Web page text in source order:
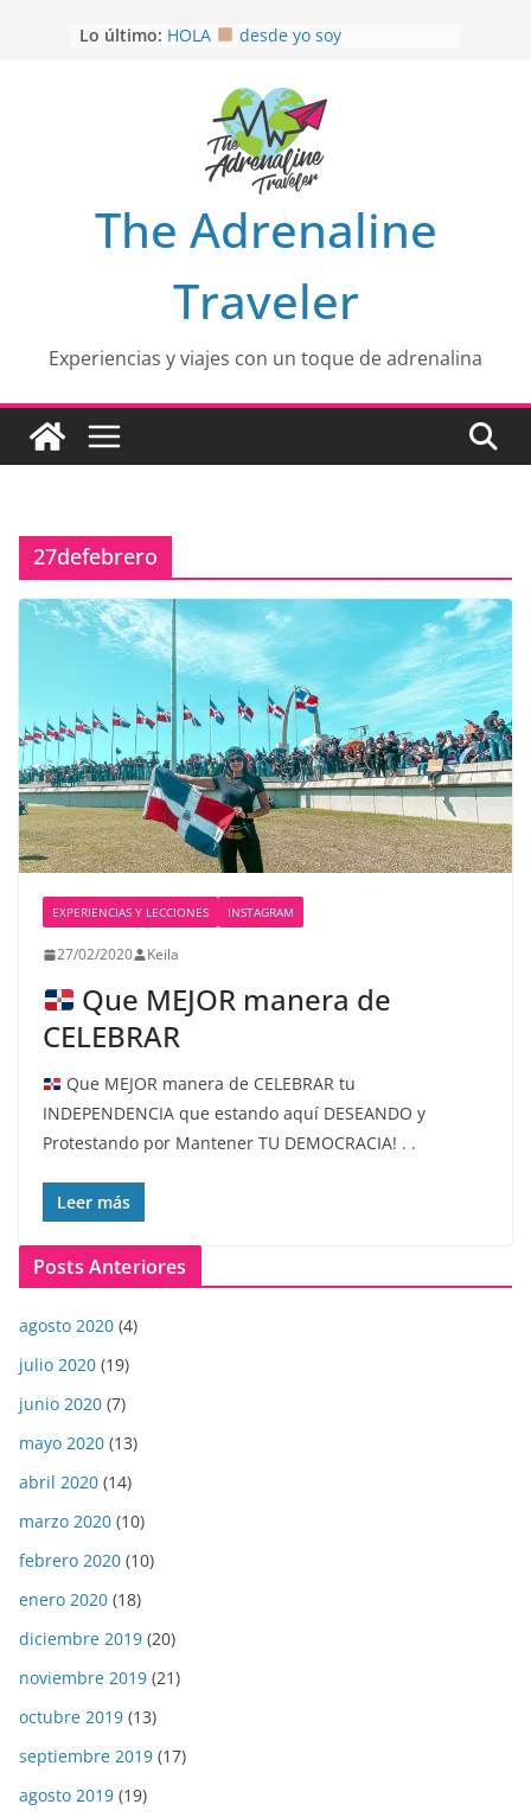
Lo último: HOLA
desde yo soy
EL SENDERO DEL CACAO: Excelente
opción
HOSPEDAJE AL NATURALSHH !!
OTRA PERSPECTIVA de RÍO EL
MULITO!
The Adrenaline
Traveler
Experiencias y viajes con un toque de adrenalina
27defebrero
EXPERIENCIAS Y LECCIONES INSTAGRAM
27/02/2020 Keila
Que MEJOR manera de
CELEBRAR
Que MEJOR manera de CELEBRAR tu
INDEPENDENCIA que estando aquí DESEANDO y
Protestando por Mantener TU DEMOCRACIA! . .
Leer más
Posts Anteriores
agosto 2020 (4)
julio 2020 (19)
junio 2020 (7)
mayo 2020 (13)
abril 2020 (14)
marzo 2020 (10)
febrero 2020 (10)
enero 2020 (18)
diciembre 2019 (20)
noviembre 2019 (21)
octubre 2019 (13)
septiembre 2019 (17)
agosto 2019 (19)